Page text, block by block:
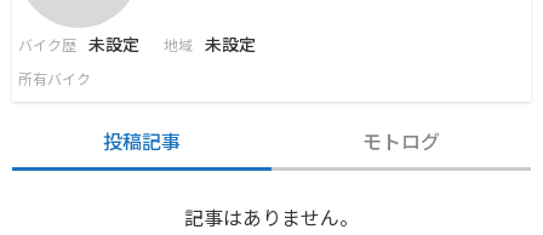
バイク歴 未設定 地域 未設定
所有バイク
投稿記事 モトログ
記事はありません。